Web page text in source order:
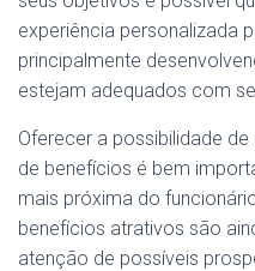
experiência personalizada
principalmente
estejam adequados com
Oferecer a possibilidade
de benefícios é bem
mais próxima do
benefícios atrativos são
atenção de possíveis